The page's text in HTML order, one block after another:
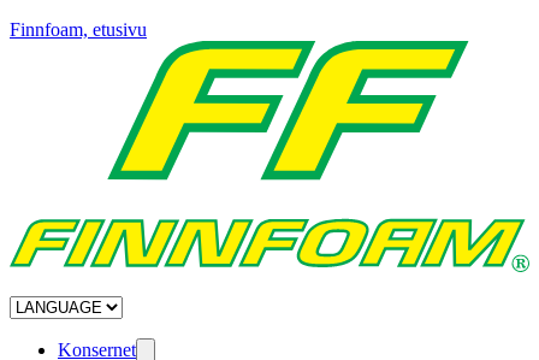
Finnfoam, etusivu
Konsernet